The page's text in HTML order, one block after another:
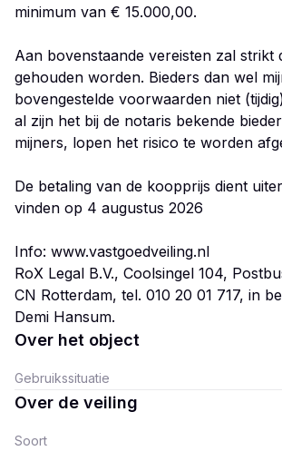
minimum van € 15.000,00.
Aan bovenstaande vereisten zal strikt
gehouden worden. Bieders dan wel
bovengestelde voorwaarden niet
al zijn het bij de notaris bekende
mijners, lopen het risico te worden
De betaling van de koopprijs dient
vinden op 4 augustus 2026
Info: www.vastgoedveiling.nl
RoX Legal B.V., Coolsingel 104,
CN Rotterdam, tel. 010 20 01 717, in
Over het object
Gebruikssituatie
Over de veiling
Soort